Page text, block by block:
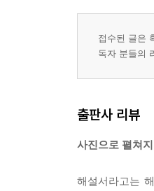
1 마음은 또 다
3 융과 프로이트
접수된 글은
독자 분들의
출판사 리뷰
사진으로 펼쳐
해설서라고는